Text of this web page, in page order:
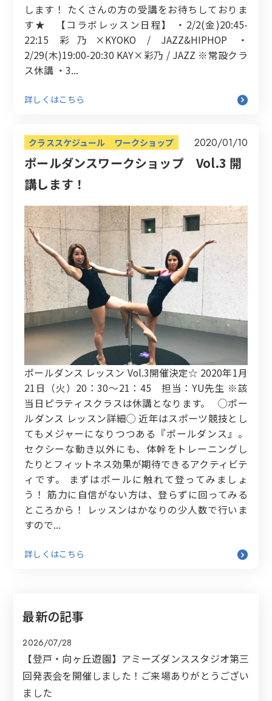
します！ たくさんの方の受講をお待ちしておりま
す★ 【コラボレッスン日程】 ・2/2(金)20:45-
22:15 彩乃×KYOKO / JAZZ&HIPHOP ・
2/29(木)19:00-20:30 KAY×彩乃 / JAZZ ※常設クラ
ス休講 ・3...
詳しくはこちら
クラススケジュール ワークショップ 2020/01/10
ポールダンスワークショップ Vol.3 開
講します！
ポールダンス レッスン Vol.3開催決定☆ 2020年1月
21日（火）20：30～21：45 担当：YU先生 ※該
当日ピラティスクラスは休講となります。 ◯ポー
ルダンス レッスン詳細◯ 近年はスポーツ競技とし
てもメジャーになりつつある『ポールダンス』。
セクシーな動き以外にも、体幹をトレーニングし
たりとフィットネス効果が期待できるアクティビテ
ィです。 まずはポールに触れて登ってみましょ
う！ 筋力に自信がない方は、登らずに回ってみる
ところから！ レッスンはかなりの少人数で行いま
すので...
詳しくはこちら
最新の記事
2026/07/28
【登戸・向ヶ丘遊園】アミーズダンススタジオ第三
回発表会を開催しました！ご来場ありがとうござい
ました